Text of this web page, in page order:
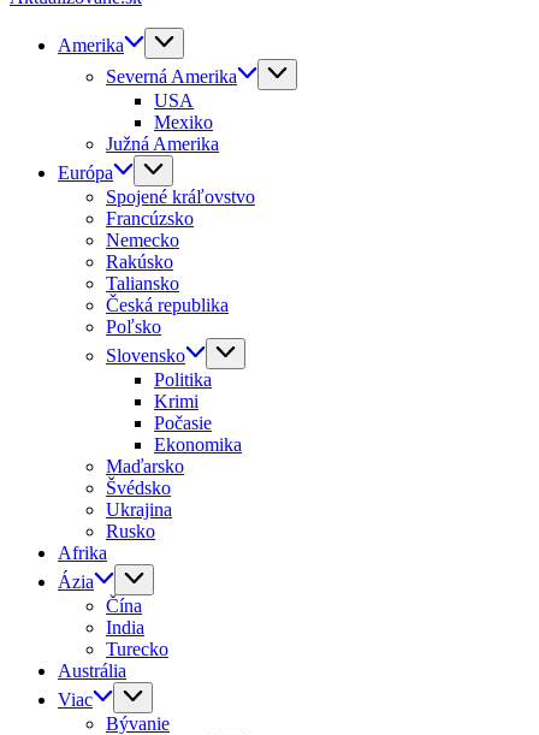
Amerika
Severná Amerika
USA
Mexiko
Južná Amerika
Európa
Spojené kráľovstvo
Francúzsko
Nemecko
Rakúsko
Taliansko
Česká republika
Poľsko
Slovensko
Politika
Krimi
Počasie
Ekonomika
Maďarsko
Švédsko
Ukrajina
Rusko
Afrika
Ázia
Čína
India
Turecko
Austrália
Viac
Bývanie